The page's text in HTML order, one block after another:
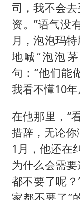
司，我不会
资。”语气没
月，泡泡玛
地喊“泡泡
句：“他们能
我看不懂10
在他那里，“
措辞，无论
1月，他还在
为什么会需
都不要了呢